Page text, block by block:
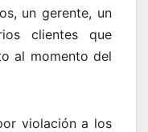
un gerente, un
clientes que
al momento del
violación a los